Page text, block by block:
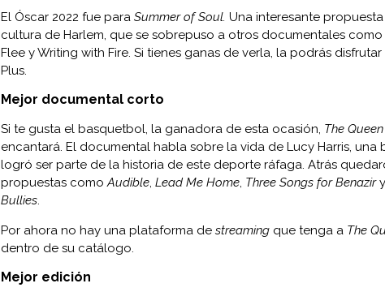
El Óscar 2022 fue para Summer of Soul. Una interesante
cultura de Harlem, que se sobrepuso a otros documentales como
Flee y Writing with Fire. Si tienes ganas de verla, la podrás
Plus.
Mejor documental corto
Si te gusta el basquetbol, la ganadora de esta ocasión, The
encantará. El documental habla sobre la vida de Lucy Harris, una
logró ser parte de la historia de este deporte ráfaga. Atrás
propuestas comoAudible, Lead Me Home, Three Songs for Benaziry
Bullies.
Por ahora no hay una plataforma de streaming que tenga a The
dentro de su catálogo.
Mejor edición